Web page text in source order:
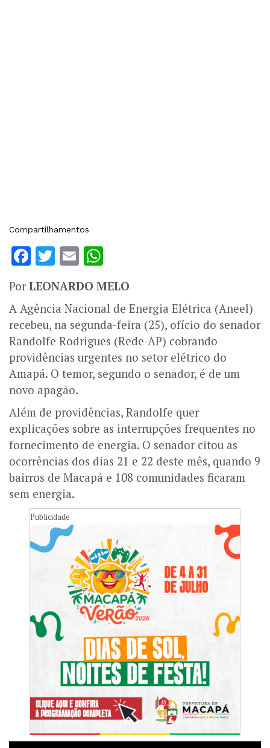
Compartilhamentos
Facebook
Twitter
Email
PorLEONARDO MELO
A Agência Nacional de Energia Elétrica (Aneel)
recebeu, na segunda-feira (25), ofício do senador
Randolfe Rodrigues (Rede-AP) cobrando
providências urgentes no setor elétrico do
Amapá. O temor, segundo o senador, é de um
novo apagão.
Além de providências, Randolfe quer
explicações sobre as interrupções frequentes no
fornecimento de energia. O senador citou as
ocorrências dos dias 21 e 22 deste mês, quando 9
bairros de Macapá e 108 comunidades ficaram
sem energia.
Publicidade